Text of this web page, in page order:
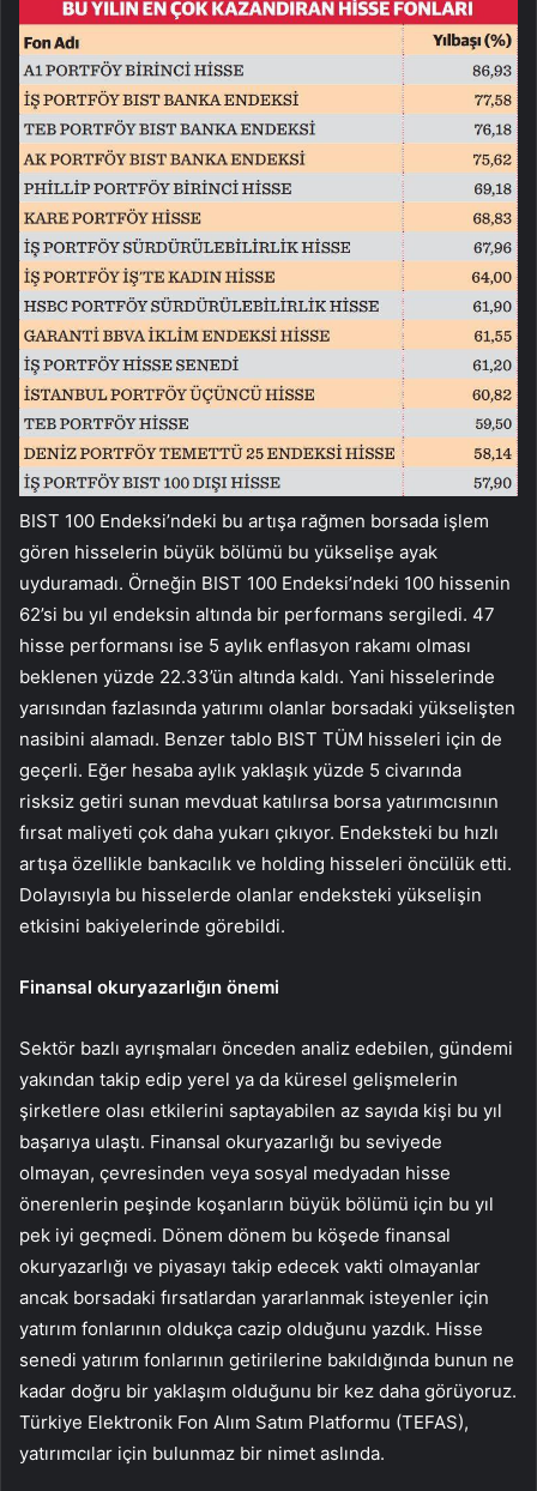
BIST 100 Endeksi’ndeki bu artışa rağmen borsada işlem
gören hisselerin büyük bölümü bu yükselişe ayak
uyduramadı. Örneğin BIST 100 Endeksi’ndeki 100 hissenin
62’si bu yıl endeksin altında bir performans sergiledi. 47
hisse performansı ise 5 aylık enflasyon rakamı olması
beklenen yüzde 22.33’ün altında kaldı. Yani hisselerinde
yarısından fazlasında yatırımı olanlar borsadaki yükselişten
nasibini alamadı. Benzer tablo BIST TÜM hisseleri için de
geçerli. Eğer hesaba aylık yaklaşık yüzde 5 civarında
risksiz getiri sunan mevduat katılırsa borsa yatırımcısının
fırsat maliyeti çok daha yukarı çıkıyor. Endeksteki bu hızlı
artışa özellikle bankacılık ve holding hisseleri öncülük etti.
Dolayısıyla bu hisselerde olanlar endeksteki yükselişin
etkisini bakiyelerinde görebildi.
Finansal okuryazarlığın önemi
Sektör bazlı ayrışmaları önceden analiz edebilen, gündemi
yakından takip edip yerel ya da küresel gelişmelerin
şirketlere olası etkilerini saptayabilen az sayıda kişi bu yıl
başarıya ulaştı. Finansal okuryazarlığı bu seviyede
olmayan, çevresinden veya sosyal medyadan hisse
önerenlerin peşinde koşanların büyük bölümü için bu yıl
pek iyi geçmedi. Dönem dönem bu köşede finansal
okuryazarlığı ve piyasayı takip edecek vakti olmayanlar
ancak borsadaki fırsatlardan yararlanmak isteyenler için
yatırım fonlarının oldukça cazip olduğunu yazdık. Hisse
senedi yatırım fonlarının getirilerine bakıldığında bunun ne
kadar doğru bir yaklaşım olduğunu bir kez daha görüyoruz.
Türkiye Elektronik Fon Alım Satım Platformu (TEFAS),
yatırımcılar için bulunmaz bir nimet aslında.